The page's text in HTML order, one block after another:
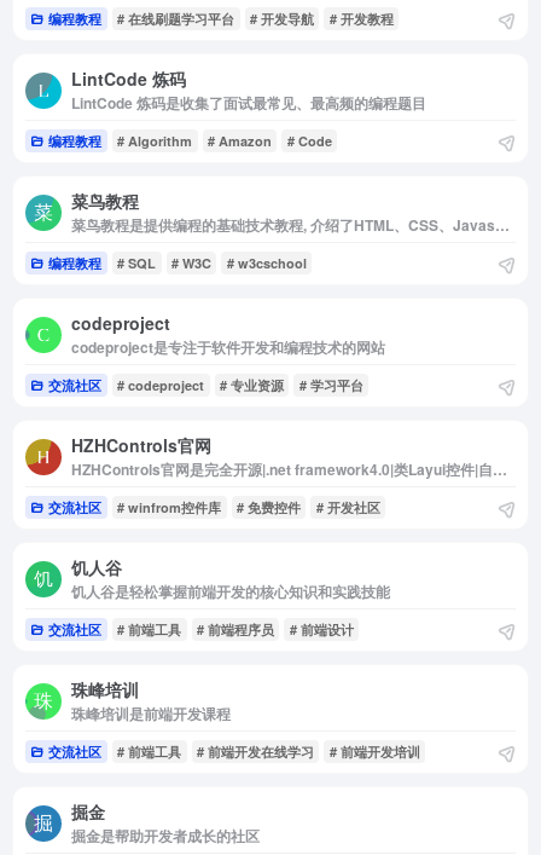
编程教程 # 在线刷题学习平台 # 开发导航 # 开发教程
LintCode 炼码
LintCode 炼码是收集了面试最常见、最高频的编程题目
编程教程 # Algorithm # Amazon # Code
菜鸟教程
菜鸟教程是提供编程的基础技术教程, 介绍了HTML、CSS、Javascript、Python，Java，Ruby，C，PHP , MySQL等各种编程语言的基础知识。 同时本站中也提供了大量的在线实例，通过实例，您可以更...
编程教程 # SQL # W3C # w3cschool
codeproject
codeproject是专注于软件开发和编程技术的网站
交流社区 # codeproject # 专业资源 # 学习平台
HZHControls官网
HZHControls官网是完全开源|.net framework4.0|类Layui控件|自定义控件|技术交流|论坛|WinFrom控件库
交流社区 # winfrom控件库 # 免费控件 # 开发社区
饥人谷
饥人谷是轻松掌握前端开发的核心知识和实践技能
交流社区 # 前端工具 # 前端程序员 # 前端设计
珠峰培训
珠峰培训是前端开发课程
交流社区 # 前端工具 # 前端开发在线学习 # 前端开发培训
掘金
掘金是帮助开发者成长的社区